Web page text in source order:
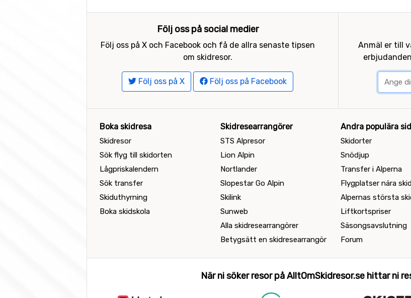
Följ oss på social medier
Följ oss på X och Facebook och få de allra senaste tipsen
om skidresor.
Följ oss på X Följ oss på Facebook
Anmäl er till
Boka skidresa
Skidresor
Sök flyg till skidorten
Lågpriskalendern
Sök transfer
Skiduthyrning
Boka skidskola
Skidresearrangörer
STS Alpresor
Lion Alpin
Nortlander
Slopestar Go Alpin
Skilink
Sunweb
Alla skidresearrangörer
Betygsätt en skidresearrangör
Andra populära
Skidorter
Snödjup
Transfer i Alperna
Flygplatser nära
Alpernas största
Liftkortspriser
Säsongsavslutning
Forum
När ni söker resor på AlltOmSkidresor.se hittar ni